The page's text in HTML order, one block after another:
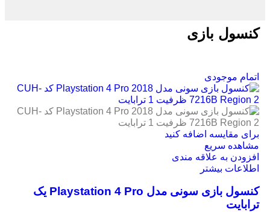
کنسول بازی
اتمام موجودی
برای مقایسه اضافه کنید
مشاهده سریع
افزودن به علاقه مندی
اطلاعات بیشتر
کنسول بازی سونی مدل Playstation 4 Pro یک
ترابایت